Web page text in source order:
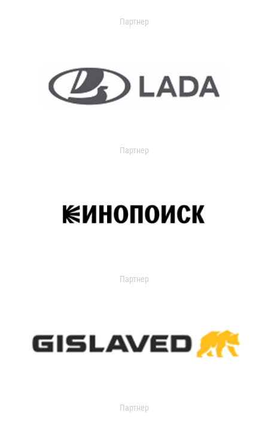
Партнер
Партнер
Партнер
Партнер